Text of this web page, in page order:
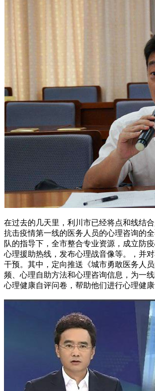
在过去的几天里，利川市已经将点和线结
抗击疫情第一线的医务人员的心理咨询的
队的指导下，全市整合专业资源，成立防
心理援助热线，发布心理战音像等。，并
干预。其中，定向推送《城市勇敢医务人
频、心理自助方法和心理咨询信息，为一
心理健康自评问卷，帮助他们进行心理健康